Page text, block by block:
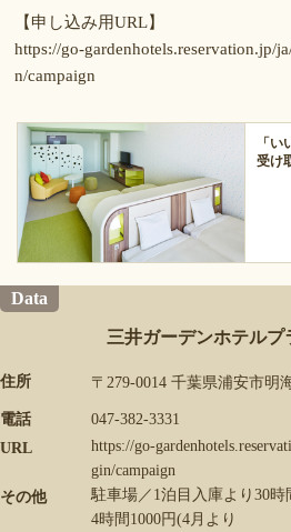
【申し込み用URL】
https://go-gardenhotels.reservation.jp/
n/campaign
「
受け
Data
三井ガーデンホテルプ
住所 〒279-0014 千葉県浦安市明
電話
047-382-3331
URL
https://go-
gin/campaign
その他
駐車場／1泊目入庫より30時
4時間1000円(4月より